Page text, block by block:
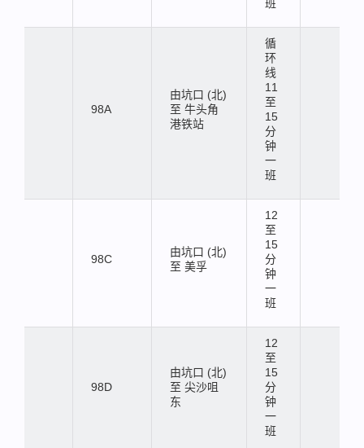
班
98A
由坑口 (北)
至 牛头角
港铁站
循
环
线
11
至
15
分
钟
一
班
98C
由坑口 (北)
至 美孚
12
至
15
分
钟
一
班
98D
由坑口 (北)
至 尖沙咀
东
12
至
15
分
钟
一
班